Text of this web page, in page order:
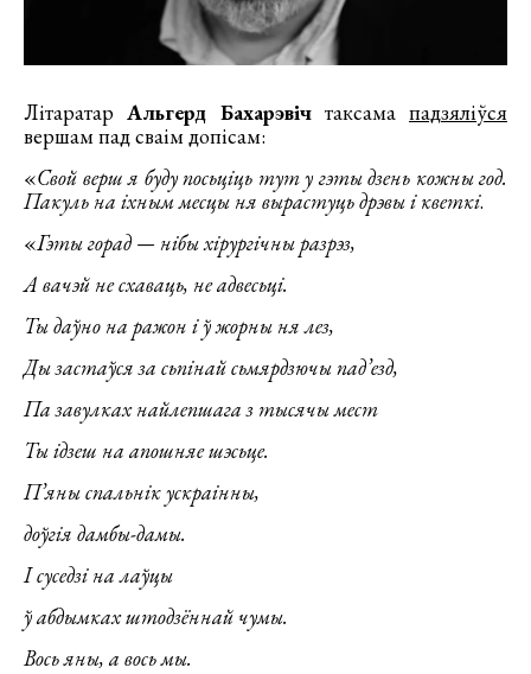
ЛітаратарАльгерд Бахарэвічтаксама падзяліўся
вершам пад сваім допісам:
«Свой верш я буду посьціць тут у гэты дзень кожны год.
Пакуль на іхным месцы ня вырастуць дрэвы і кветкі.
«Гэты горад — нібы хірургічны разрэз,
А вачэй не схаваць, не адвесьці.
Ты даўно на ражон і ў жорны ня лез,
Ды застаўся за сьпінай сьмярдзючы пад’езд,
Па завулках найлепшага з тысячы мест
Ты ідзеш на апошняе шэсьце.
П’яны спальнік ускраінны,
доўгія дамбы-дамы.
І суседзі на лаўцы
ў абдымках штодзённай чумы.
Вось яны, а вось мы.